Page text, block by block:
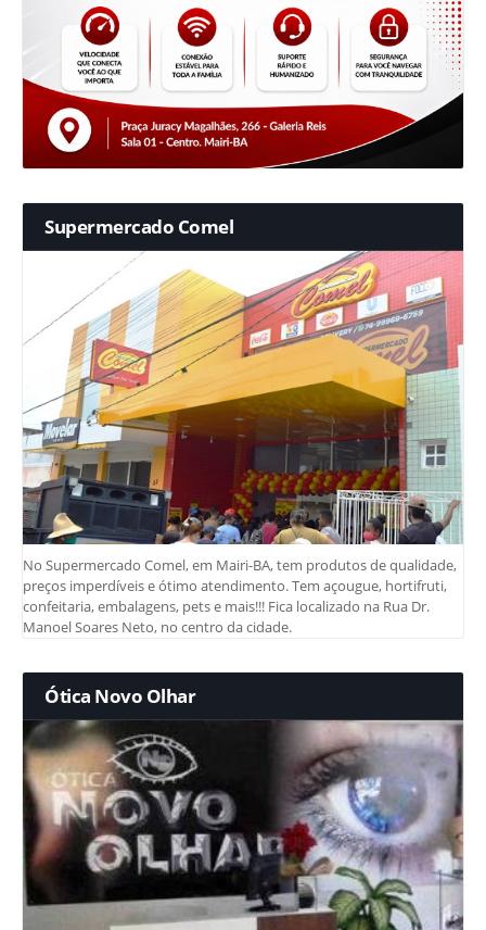
Supermercado Comel
No Supermercado Comel, em Mairi-BA, tem produtos de qualidade,
preços imperdíveis e ótimo atendimento. Tem açougue, hortifruti,
confeitaria, embalagens, pets e mais!!! Fica localizado na Rua Dr.
Manoel Soares Neto, no centro da cidade.
Ótica Novo Olhar